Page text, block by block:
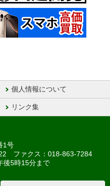
個人情報について
リンク集
1号
ファクス：018-863-7284
後5時15分まで